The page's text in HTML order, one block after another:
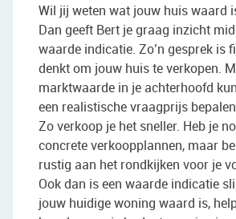
Wil jij weten wat jouw huis waard
Dan geeft Bert je graag inzicht
waarde indicatie. Zo’n gesprek is
denkt om jouw huis te verkopen.
marktwaarde in je achterhoofd
een realistische vraagprijs
Zo verkoop je het sneller. Heb je
concrete verkoopplannen, maar
rustig aan het rondkijken voor je
Ook dan is een waarde indicatie
jouw huidige woning waard is,